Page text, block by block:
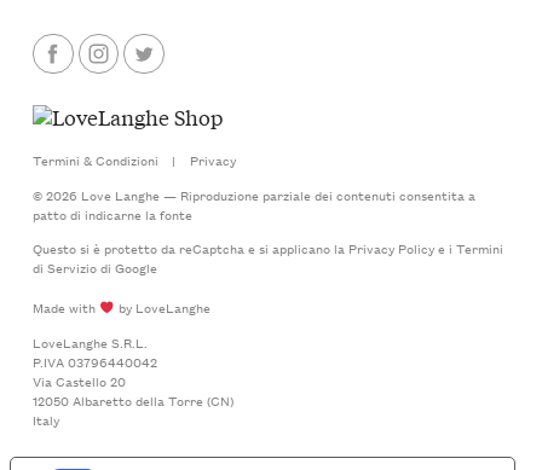
Termini & Condizioni |
Privacy
© 2026 Love Langhe — Riproduzione parziale dei contenuti consentita a
patto di indicarne la fonte
Questo si è protetto da reCaptcha e si applicano la Privacy Policye i Termini
di Serviziodi Google
Made with
by LoveLanghe
LoveLanghe S.R.L.
P.IVA 03796440042
Via Castello 20
12050 Albaretto della Torre (CN)
Italy